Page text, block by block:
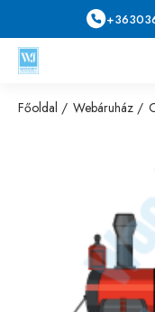
Főoldal Webáruház